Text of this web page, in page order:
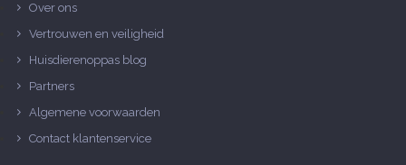
Over ons
Vertrouwen en veiligheid
Huisdierenoppas blog
Partners
Algemene voorwaarden
Contact klantenservice